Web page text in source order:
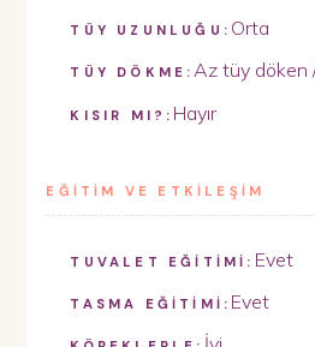
TÜY UZUNLUĞU: Orta
TÜY DÖKME:Az tüy döken
KISIR MI?: Hayır
EĞİTİM VE ETKİLEŞİM
TUVALET EĞİTİMİ: Evet
TASMA EĞİTİMİ: Evet